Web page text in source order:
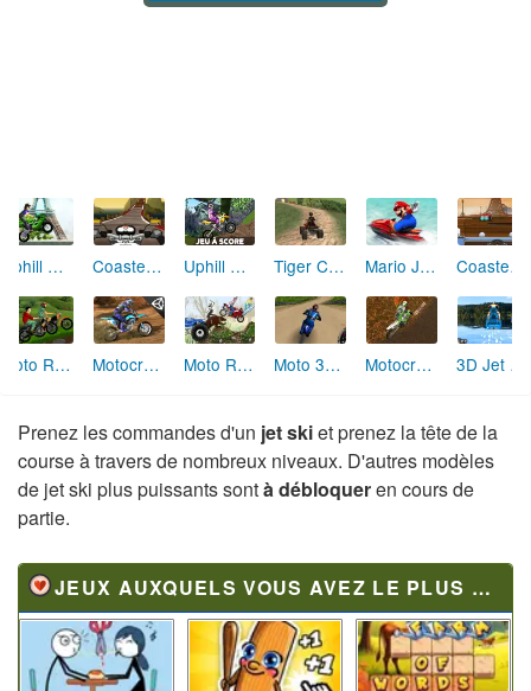
Uphill Rush 3 Coaster Racer 2 Uphill Rush 1 Tiger Cross Mario Jetski Race Coaster Racer 3
Moto Rush World Motocross Nitro (Unity) Moto Rush Moto 3D Unleashed Motocross Fever 3D Jet Ski
Prenez les commandes d'un jet skiet prenez la tête de la
course à travers de nombreux niveaux. D'autres modèles
de jet ski plus puissants sontà débloqueren cours de
partie.
JEUX AUXQUELS VOUS AVEZ LE PLUS JOUÉ